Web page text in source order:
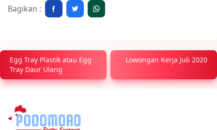
Bagikan :
Egg Tray Plastik atau Egg
Tray Daur Ulang
Lowongan Kerja Juli 2020